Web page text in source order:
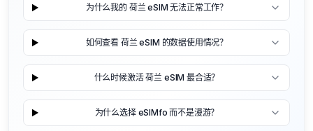
为什么我的 荷兰 eSIM 无法正常工作？
如何查看 荷兰 eSIM 的数据使用情况？
什么时候激活 荷兰 eSIM 最合适？
为什么选择 eSIMfo 而不是漫游？